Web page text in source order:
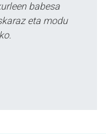
babesa
eta modu